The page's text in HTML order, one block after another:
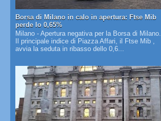
Borsa di Milano in calo in apertura: Ftse Mib
perde lo 0,65%
Milano - Apertura negativa per la Borsa di Milano.
Il principale indice di Piazza Affari, il Ftse Mib ,
avvia la seduta in ribasso dello 0,6...